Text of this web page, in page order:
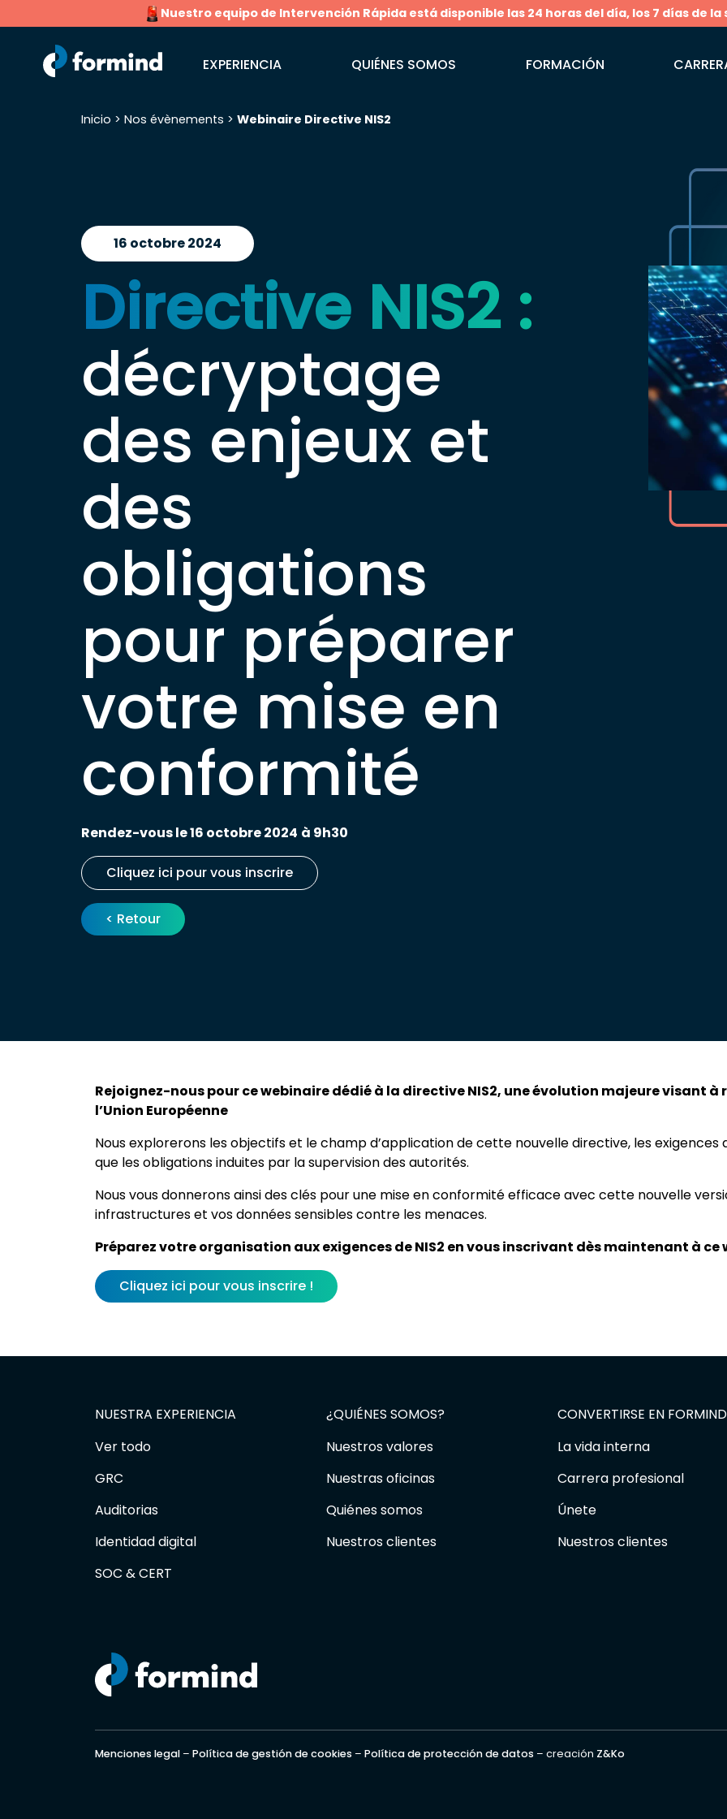
Nuestro equipo de Intervención Rápida está disponible las 24 horas del día, los 7 días de la
EXPERIENCIA QUIÉNES SOMOS FORMACIÓN
Inicio > Nos évènements > Webinaire Directive NIS2
16 octobre 2024
Directive NIS2 :
décryptage
des enjeux et
des
obligations
pour préparer
votre mise en
conformité
Rendez-vous le 16 octobre 2024 à 9h30
Cliquez ici pour vous inscrire
< Retour
Rejoignez-nous pour ce webinaire dédié à la directive NIS2, une évolution majeure visant
l’Union Européenne
Nous explorerons les objectifs et le champ d’application de cette nouvelle directive, les exigences
que les obligations induites par la supervision des autorités.
Nous vous donnerons ainsi des clés pour une mise en conformité efficace avec cette nouvelle
infrastructures et vos données sensibles contre les menaces.
Préparez votre organisation aux exigences de NIS2 en vous inscrivant dès maintenant à ce
Cliquez ici pour vous inscrire !
NUESTRA EXPERIENCIA
Ver todo
GRC
Auditorias
Identidad digital
SOC & CERT
¿QUIÉNES SOMOS?
Nuestros valores
Nuestras oficinas
Quiénes somos
Nuestros clientes
CONVERTIRSE EN
La vida interna
Carrera profesional
Únete
Nuestros clientes
Menciones legal – Política de gestión de cookies – Política de protección de datos – creación Z&Ko